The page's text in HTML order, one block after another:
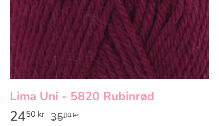
Lima Uni - 5820 Rubinrød
2450 kr 3500 kr